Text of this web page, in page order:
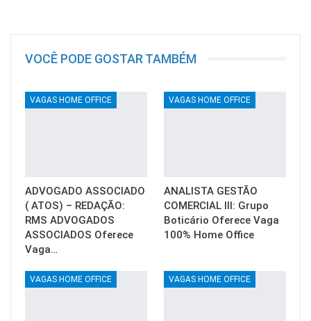
VOCÊ PODE GOSTAR TAMBÉM
VAGAS HOME OFFICE
ADVOGADO ASSOCIADO
( ATOS) – REDAÇÃO:
RMS ADVOGADOS
ASSOCIADOS Oferece
Vaga…
VAGAS HOME OFFICE
ANALISTA GESTÃO
COMERCIAL III: Grupo
Boticário Oferece Vaga
100% Home Office
VAGAS HOME OFFICE VAGAS HOME OFFICE